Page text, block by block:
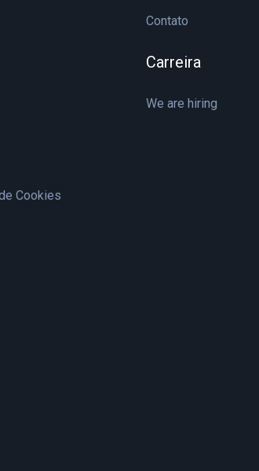
Cookies
Contato
Carreira
We are hiring